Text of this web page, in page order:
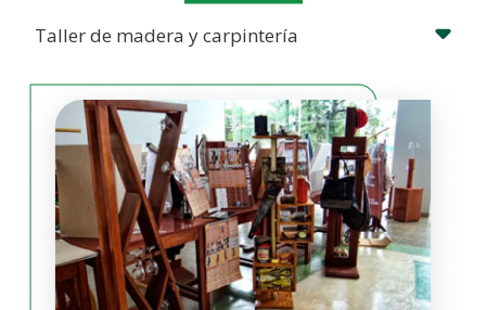
Taller de madera y carpintería